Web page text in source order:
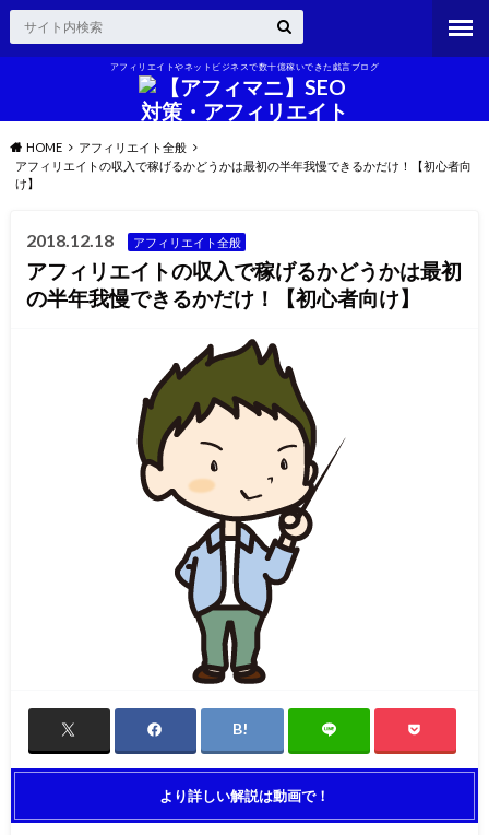
アフィリエイトやネットビジネスで数十億稼いできた戯言ブログ
HOME
アフィリエイト全般
アフィリエイトの収入で稼げるかどうかは最初の半年我慢できるかだけ！【初心者向
け】
2018.12.18 アフィリエイト全般
アフィリエイトの収入で稼げるかどうかは最初
の半年我慢できるかだけ！【初心者向け】
より詳しい解説は動画で！